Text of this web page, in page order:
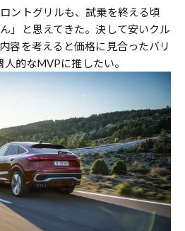
ントグリルも、試乗を終える頃
」と思えてきた。決して安いクル
容を考えると価格に見合ったバリ
的なMVPに推したい。